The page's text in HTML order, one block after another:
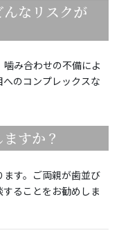
なリスクが
み合わせの不備によ
のコンプレックスな
すか？
す。ご両親が歯並び
ることをお勧めしま